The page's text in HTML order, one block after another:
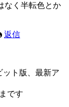
なく半転色とか
返信
ット版、最新ア
です